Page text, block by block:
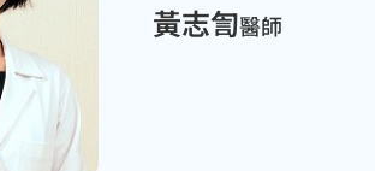
黃志訇醫師